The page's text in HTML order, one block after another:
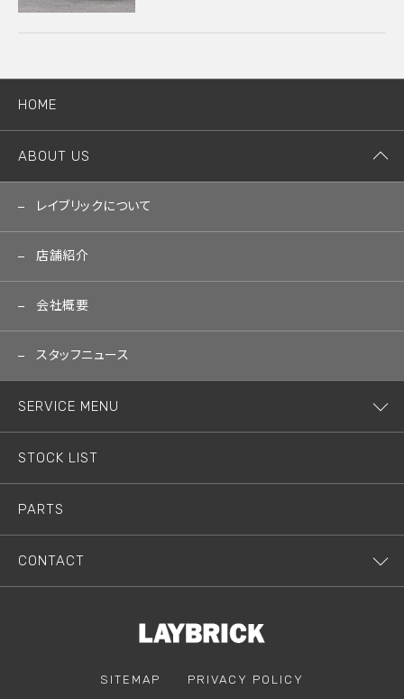
HOME
ABOUT US
レイブリックについて
店舗紹介
会社概要
スタッフニュース
SERVICE MENU
STOCK LIST
PARTS
CONTACT
SITEMAP PRIVACY POLICY